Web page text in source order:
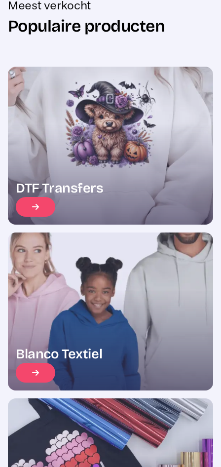
Sale
Populaire producten
DTF Transfers
Blanco Textiel